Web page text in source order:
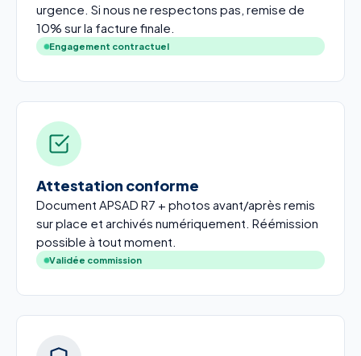
urgence. Si nous ne respectons pas, remise de
10% sur la facture finale.
Engagement contractuel
Attestation conforme
Document APSAD R7 + photos avant/après remis
sur place et archivés numériquement. Réémission
possible à tout moment.
Validée commission